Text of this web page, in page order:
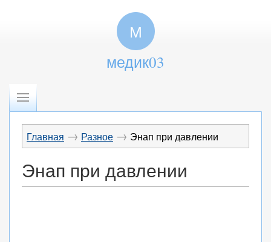
М
медик03
Главная → Разное → Энап при давлении
Энап при давлении